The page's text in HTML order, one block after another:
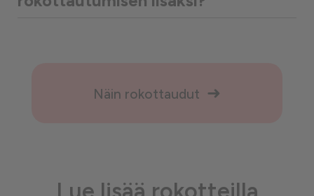
Näin rokottaudut